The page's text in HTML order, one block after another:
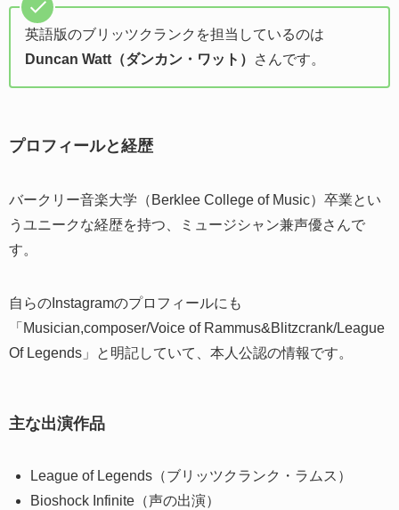
英語版のブリッツクランクを担当しているのは
Duncan Watt（ダンカン・ワット）
さんです。
プロフィールと経歴
バークリー音楽大学（Berklee College of Music）卒業とい
うユニークな経歴を持つ、ミュージシャン兼声優さんで
す。
自らのInstagramのプロフィールにも
「Musician,composer/Voice of Rammus&Blitzcrank/League
Of Legends」と明記していて、本人公認の情報です。
主な出演作品
League of Legends（ブリッツクランク・ラムス）
Bioshock Infinite（声の出演）